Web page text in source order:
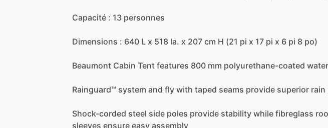
Capacité : 13 personnes
Dimensions : 640 L x 518 la. x 207 cm H (21 pi x 17 pi x 6 pi 8 po)
Beaumont Cabin Tent features 800 mm polyurethane-coated
Rainguard™ system and fly with taped seams provide superior rain
Shock-corded steel side poles provide stability while fibreglass
sleeves ensure easy assembly